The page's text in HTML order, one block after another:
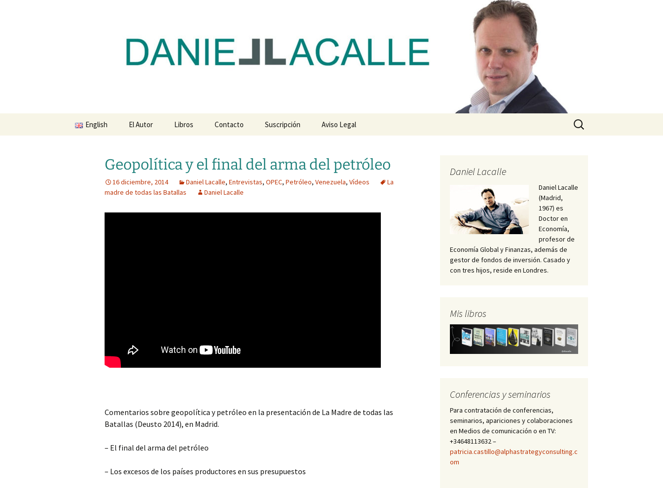
dlacalle.com
English El Autor Libros Contacto Suscripción Aviso Legal
Buscar:
Geopolítica y el final del arma del petróleo
16 diciembre, 2014 Daniel Lacalle, Entrevistas, OPEC, Petróleo, Venezuela, Vídeos
La
madre de todas las Batallas
Daniel Lacalle
Comentarios sobre geopolítica y petróleo en la presentación de La Madre de todas las
Batallas (Deusto 2014), en Madrid.
– El final del arma del petróleo
– Los excesos de los países productores en sus presupuestos
Daniel Lacalle
Daniel Lacalle
(Madrid,
1967) es
Doctor en
Economía,
profesor de
Economía Global y Finanzas, además de
gestor de fondos de inversión. Casado y
con tres hijos, reside en Londres.
Mis libros
Conferencias y seminarios
Para contratación de conferencias,
seminarios, apariciones y colaboraciones
en Medios de comunicación o en TV:
+34648113632 –
patricia.castillo@alphastrategyconsulting.c
om